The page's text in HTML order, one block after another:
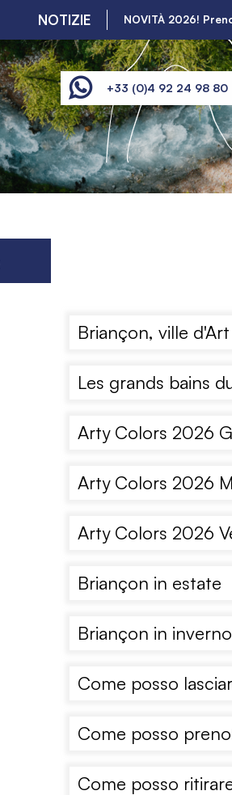
NOTIZIE NOVITÀ 2026!
+33 (0)4 92 24 98 80
Briançon, ville
Les grands bains
Arty Colors 2026
Arty Colors 2026
Arty Colors 2026
Briançon in estate
Briançon in inverno
Come posso
Come posso
Come posso